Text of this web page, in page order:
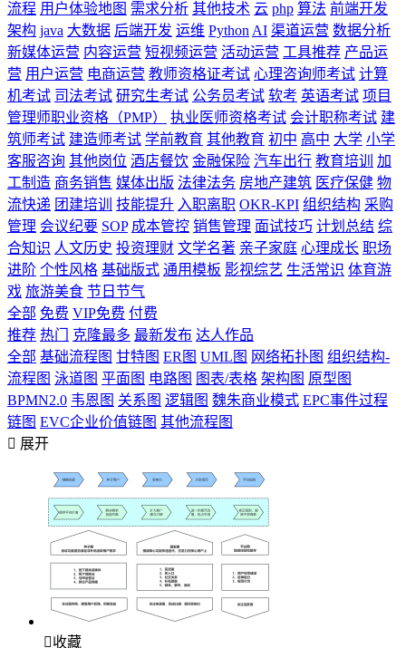
流程 用户体验地图 需求分析 其他技术 云 php 算法 前端开发
架构 java 大数据 后端开发 运维 Python AI 渠道运营 数据分析
新媒体运营 内容运营 短视频运营 活动运营 工具推荐 产品运
营 用户运营 电商运营 教师资格证考试 心理咨询师考试 计算
机考试 司法考试 研究生考试 公务员考试 软考 英语考试 项目
管理师职业资格（PMP）
执业医师资格考试 会计职称考试 建
筑师考试 建造师考试 学前教育 其他教育 初中 高中 大学 小学
客服咨询 其他岗位 酒店餐饮 金融保险 汽车出行 教育培训
加
工制造 商务销售 媒体出版 法律法务 房地产建筑 医疗保健 物
流快递 团建培训 技能提升 入职离职 OKR-KPI 组织结构 采购
管理 会议纪要 SOP 成本管控 销售管理 面试技巧 计划总结 综
合知识 人文历史 投资理财 文学名著 亲子家庭 心理成长 职场
进阶 个性风格 基础版式 通用模板 影视综艺 生活常识 体育游
戏 旅游美食 节日节气
全部 免费 VIP免费 付费
推荐 热门 克隆最多 最新发布 达人作品
全部 基础流程图 甘特图 ER图 UML图 网络拓扑图 组织结构-
流程图 泳道图 平面图 电路图 图表/表格 架构图 原型图
BPMN2.0 韦恩图 关系图 逻辑图 魏朱商业模式 EPC事件过程
链图 EVC企业价值链图 其他流程图
 展开
收藏